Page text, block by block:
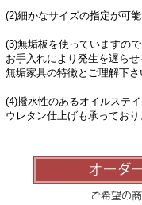
(2)細かなサイズの指定が可能
(3)無垢板を使っていますので
お手入れにより発生を遅らせ
無垢家具の特徴とご理解下さ
(4)撥水性のあるオイルステ
ウレタン仕上げも承っており